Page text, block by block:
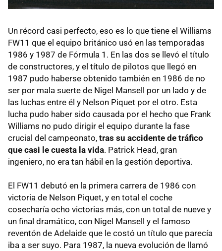
Un récord casi perfecto, eso es lo que tiene el Williams
FW11 que el equipo británico usó en las temporadas
1986 y 1987 de Fórmula 1. En las dos se llevó el título
de constructores, y el título de pilotos que llegó en
1987 pudo haberse obtenido también en 1986 de no
ser por mala suerte de Nigel Mansell por un lado y de
las luchas entre él y Nelson Piquet por el otro. Esta
lucha pudo haber sido causada por el hecho que Frank
Williams no pudo dirigir el equipo durante la fase
crucial del campeonato, tras su accidente de tráfico
que casi le cuesta la vida. Patrick Head, gran
ingeniero, no era tan hábil en la gestión deportiva.
El FW11 debutó en la primera carrera de 1986 con
victoria de Nelson Piquet, y en total el coche
cosecharía ocho victorias más, con un total de nueve y
un final dramático, con Nigel Mansell y el famoso
reventón de Adelaide que le costó un título que parecía
iba a ser suyo. Para 1987, la nueva evolución de llamó